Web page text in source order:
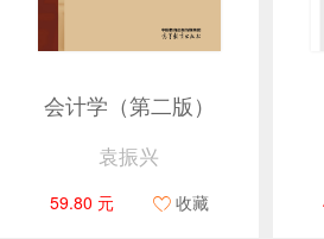
会计学（第二版）
袁振兴
59.80 元 收藏